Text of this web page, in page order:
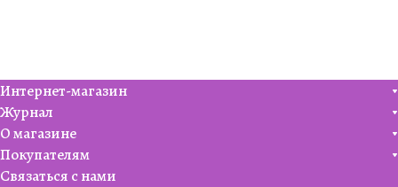
Интернет-магазин
Журнал
О магазине
Покупателям
Связаться с нами